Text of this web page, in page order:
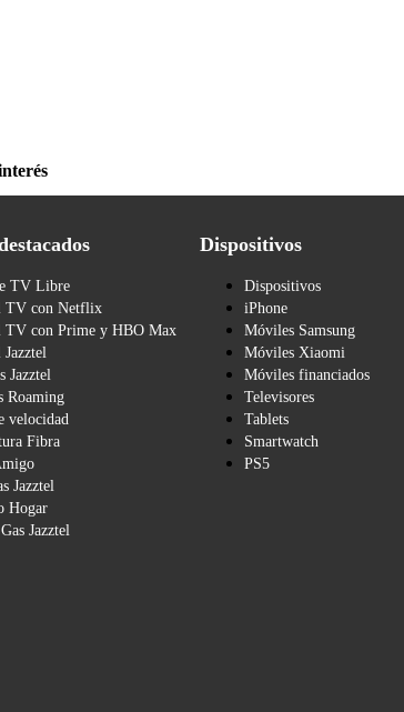
TV Libre
TV con Netflix
TV con Prime y HBO Max
Jazztel
Roaming
velocidad
Fibra
Jazztel
Hogar
Jazztel
Dispositivos
Dispositivos
iPhone
Móviles Samsung
Móviles Xiaomi
Móviles financiados
Televisores
Tablets
Smartwatch
PS5